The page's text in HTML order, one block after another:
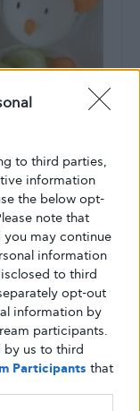
to third parties,
information
the below opt-
note that
may continue
information
to third
opt-out
information by
participants.
by us to third
Participants that
Κυριακής
στον πάγκο
παιδιά